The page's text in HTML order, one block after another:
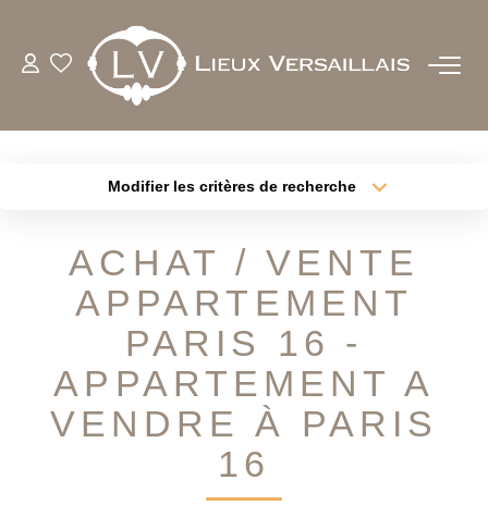
LOUER
BIENS VENDUS
NOTRE AGENCE
QUI SOMMES-NOUS
NOTRE EQUIPE
NOS TEMOIGNAGES
Modifier les critères de recherche
Sélectionnez...
Type de bien
Surface min
Plus de critères
Créer une alerte
ACHAT / VENTE
APPARTEMENT
PARIS 16 -
APPARTEMENT A
VENDRE À PARIS
16